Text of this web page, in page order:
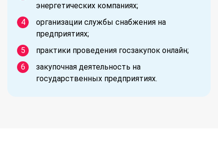
энергетических компаниях;
организации службы снабжения на
предприятиях;
практики проведения госзакупок онлайн;
закупочная деятельность на
государственных предприятиях.